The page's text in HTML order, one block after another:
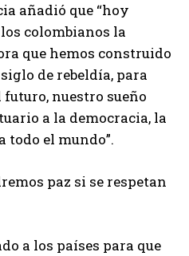
añadió que “hoy
colombianos la
que hemos construido
de rebeldía, para
nuestro sueño
a la democracia, la
todo el mundo”.
paz si se respetan
a los países para que